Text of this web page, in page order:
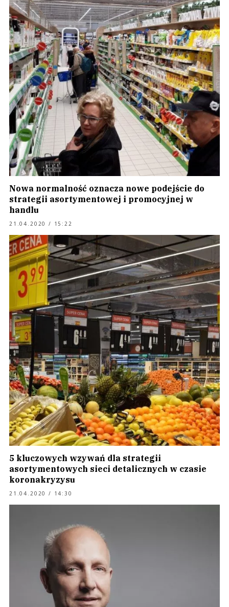
Nowa normalność oznacza nowe podejście do
strategii asortymentowej i promocyjnej w
handlu
21.04.2020 / 15:22
5 kluczowych wzywań dla strategii
asortymentowych sieci detalicznych w czasie
koronakryzysu
21.04.2020 / 14:30